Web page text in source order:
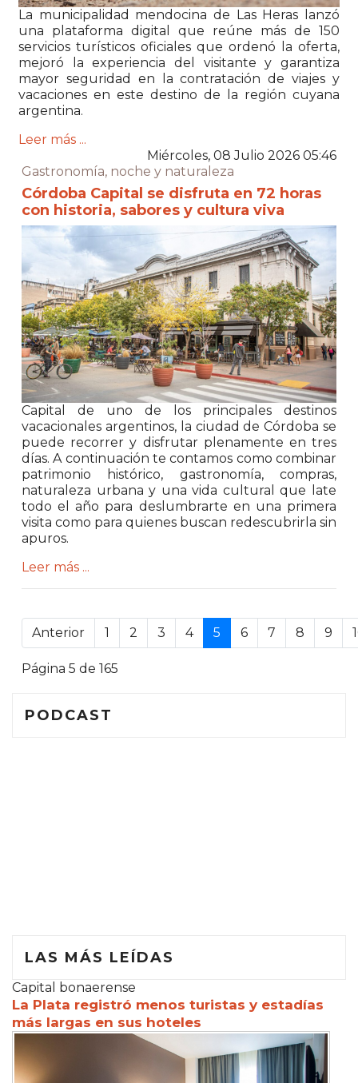
La municipalidad mendocina de Las Heras lanzó
una plataforma digital que reúne más de 150
servicios turísticos oficiales que ordenó la oferta,
mejoró la experiencia del visitante y garantiza
mayor seguridad en la contratación de viajes y
vacaciones en este destino de la región cuyana
argentina.
Leer más ...
Miércoles, 08 Julio 2026 05:46
Gastronomía, noche y naturaleza
Córdoba Capital se disfruta en 72 horas
con historia, sabores y cultura viva
Capital de uno de los principales destinos
vacacionales argentinos, la ciudad de Córdoba se
puede recorrer y disfrutar plenamente en tres
días. A continuación te contamos como combinar
patrimonio histórico, gastronomía, compras,
naturaleza urbana y una vida cultural que late
todo el año para deslumbrarte en una primera
visita como para quienes buscan redescubrirla sin
apuros.
Leer más ...
Anterior
1 2 3 4 5 6 7 8 9
Página 5 de 165
PODCAST
LAS MÁS LEÍDAS
Capital bonaerense
La Plata registró menos turistas y estadías
más largas en sus hoteles